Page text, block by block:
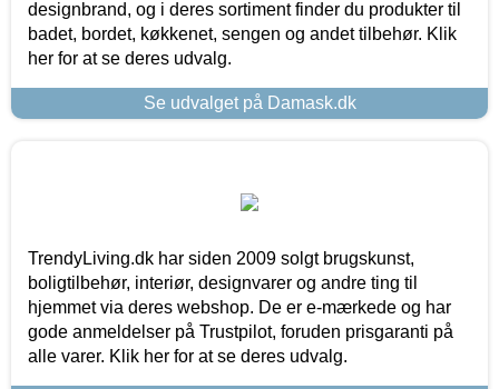
designbrand, og i deres sortiment finder du produkter til
badet, bordet, køkkenet, sengen og andet tilbehør. Klik
her for at se deres udvalg.
Se udvalget på Damask.dk
TrendyLiving.dk har siden 2009 solgt brugskunst,
boligtilbehør, interiør, designvarer og andre ting til
hjemmet via deres webshop. De er e-mærkede og har
gode anmeldelser på Trustpilot, foruden prisgaranti på
alle varer. Klik her for at se deres udvalg.